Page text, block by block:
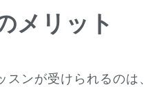
メリット
ンが受けられるのは、